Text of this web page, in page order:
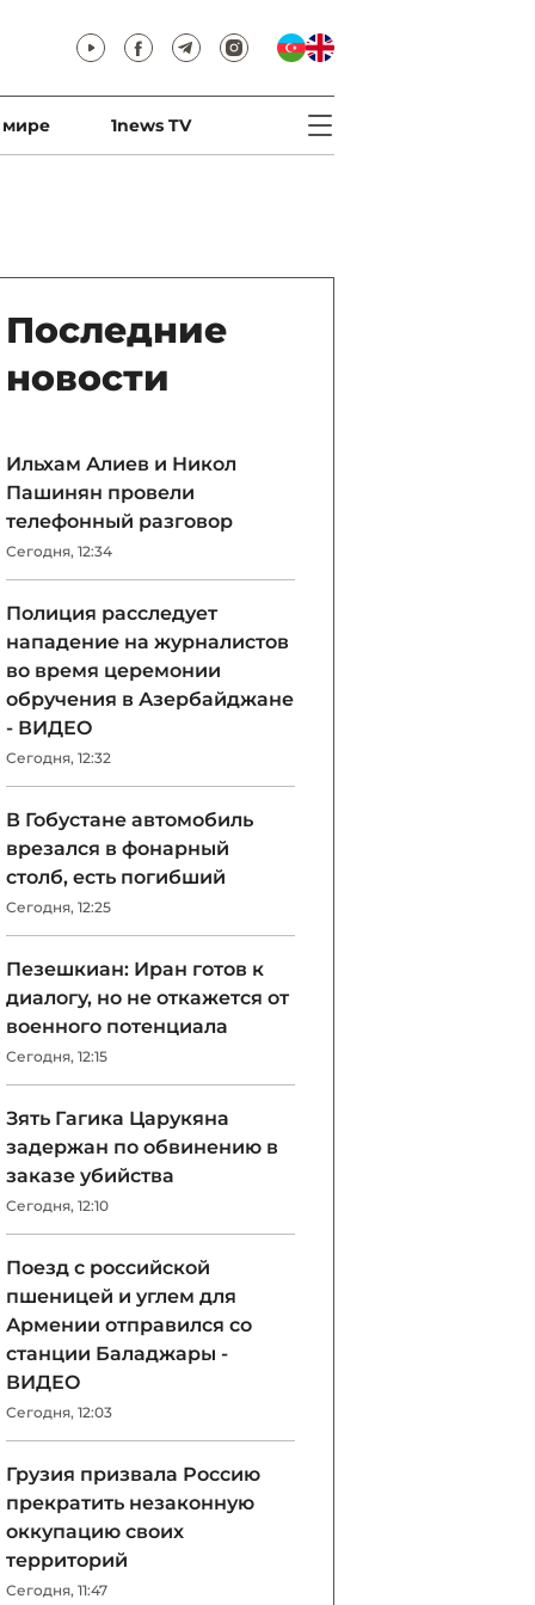
мире 1news TV
Последние
новости
Ильхам Алиев и Никол
Пашинян провели
телефонный разговор
Сегодня, 12:34
Полиция расследует
нападение на журналистов
во время церемонии
обручения в Азербайджане
- ВИДЕО
Сегодня, 12:32
В Гобустане автомобиль
врезался в фонарный
столб, есть погибший
Сегодня, 12:25
Пезешкиан: Иран готов к
диалогу, но не откажется от
военного потенциала
Сегодня, 12:15
Зять Гагика Царукяна
задержан по обвинению в
заказе убийства
Сегодня, 12:10
Поезд с российской
пшеницей и углем для
Армении отправился со
станции Баладжары -
ВИДЕО
Сегодня, 12:03
Грузия призвала Россию
прекратить незаконную
оккупацию своих
территорий
Сегодня, 11:47